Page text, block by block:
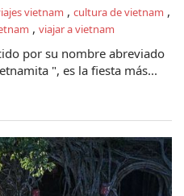
vietnam , cultura de vietnam ,
, viajar a vietnam
por su nombre abreviado
", es la fiesta más...